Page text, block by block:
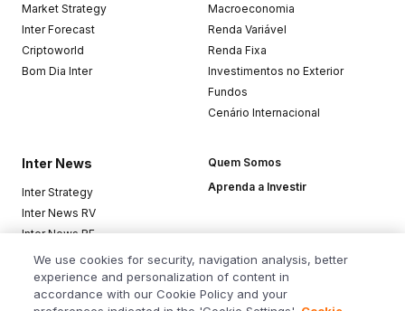
Market Strategy
Inter Forecast
Criptoworld
Bom Dia Inter
Macroeconomia
Renda Variável
Renda Fixa
Investimentos no Exterior
Fundos
Cenário Internacional
Inter News
Inter Strategy
Inter News RV
Inter News RF
Top Funds
Quem Somos
Aprenda a Investir
Baixe o app
We use cookies for security, navigation analysis, better
experience and personalization of content in
accordance with our Cookie Policy and your